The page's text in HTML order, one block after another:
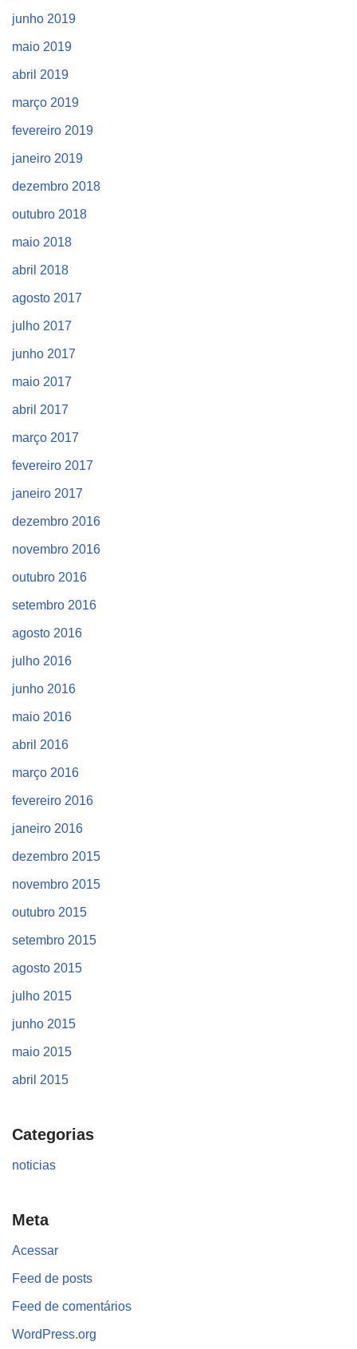
junho 2019
maio 2019
abril 2019
março 2019
fevereiro 2019
janeiro 2019
dezembro 2018
outubro 2018
maio 2018
abril 2018
agosto 2017
julho 2017
junho 2017
maio 2017
abril 2017
março 2017
fevereiro 2017
janeiro 2017
dezembro 2016
novembro 2016
outubro 2016
setembro 2016
agosto 2016
julho 2016
junho 2016
maio 2016
abril 2016
março 2016
fevereiro 2016
janeiro 2016
dezembro 2015
novembro 2015
outubro 2015
setembro 2015
agosto 2015
julho 2015
junho 2015
maio 2015
abril 2015
Categorias
noticias
Meta
Acessar
Feed de posts
Feed de comentários
WordPress.org